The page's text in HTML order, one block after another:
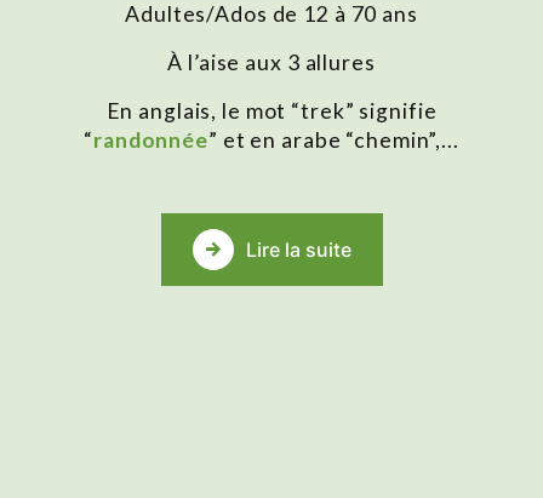
Adultes/Ados de 12 à 70 ans
À l’aise aux 3 allures
En anglais, le mot “trek” signifie
“randonnée” et en arabe “chemin”,...
Lire la suite